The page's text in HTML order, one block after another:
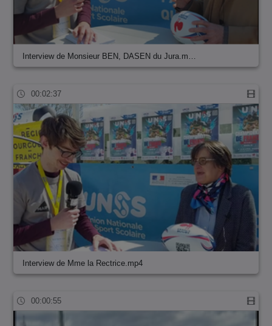
Interview de Monsieur BEN, DASEN du Jura.m…
00:02:37
Interview de Mme la Rectrice.mp4
00:00:55